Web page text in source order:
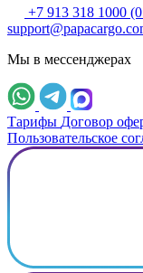
+7 913 318 1000
Мы в мессенджерах
Тарифы Договор
Пользовательское